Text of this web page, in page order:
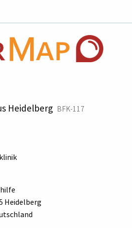
Heidelberg BFK-117
Heidelberg